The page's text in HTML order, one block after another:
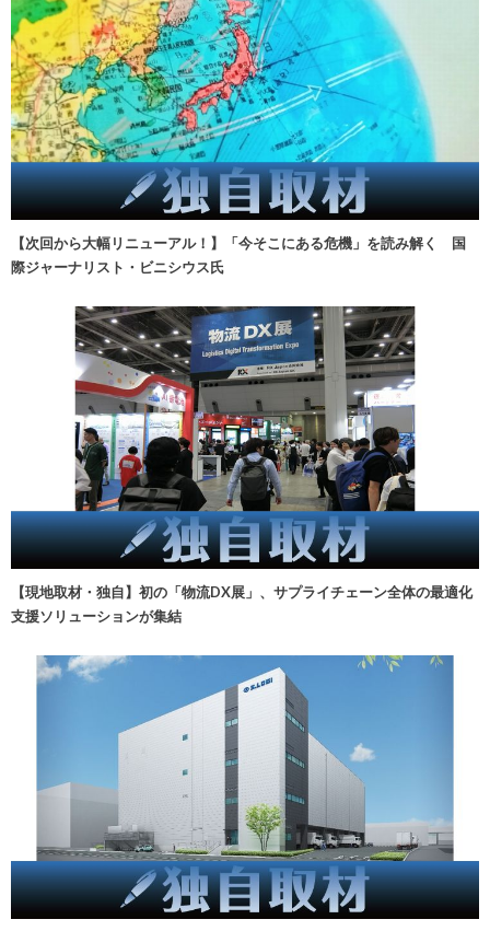
【次回から大幅リニューアル！】「今そこにある危機」を読み解く 国
際ジャーナリスト・ビニシウス氏
【現地取材・独自】初の「物流DX展」、サプライチェーン全体の最適化
支援ソリューションが集結